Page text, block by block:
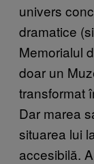
univers
dramatice
Memorialul
doar un
transformat
Dar marea
situarea lui
accesibilă.